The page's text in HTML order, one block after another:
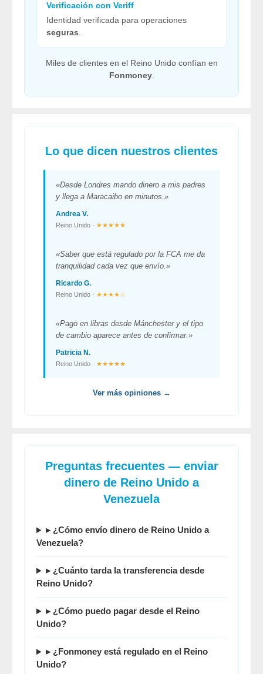
Verificación con Veriff
Identidad verificada para operaciones
seguras.
Miles de clientes en el Reino Unido confían en
Fonmoney.
Lo que dicen nuestros clientes
«Desde Londres mando dinero a mis padres
y llega a Maracaibo en minutos.»
Andrea V.
Reino Unido · ★★★★★
«Saber que está regulado por la FCA me da
tranquilidad cada vez que envío.»
Ricardo G.
Reino Unido · ★★★★☆
«Pago en libras desde Mánchester y el tipo
de cambio aparece antes de confirmar.»
Patricia N.
Reino Unido · ★★★★★
Ver más opiniones →
Preguntas frecuentes — enviar
dinero de Reino Unido a
Venezuela
▸ ¿Cómo envío dinero de Reino Unido a
Venezuela?
▸ ¿Cuánto tarda la transferencia desde
Reino Unido?
▸ ¿Cómo puedo pagar desde el Reino
Unido?
▸ ¿Fonmoney está regulado en el Reino
Unido?